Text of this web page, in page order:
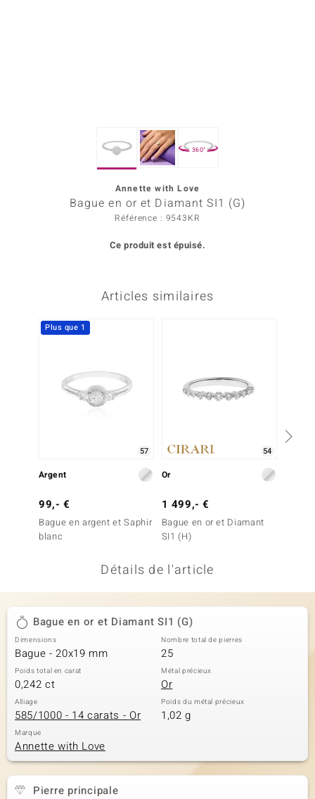
360°
Annette with Love
Bague en or et Diamant SI1 (G)
Référence : 9543KR
Ce produit est épuisé.
Articles similaires
Plus que 1
57
Argent
99,- €
Bague en argent et Saphir
blanc
54
Or
1 499,- €
Bague en or et Diamant
SI1 (H)
Détails de l'article
Bague en or et Diamant SI1 (G)
Dimensions
Bague - 20x19 mm
Nombre total de pierres
25
Poids total en carat
0,242 ct
Métal précieux
Or
Alliage
585/1000 - 14 carats - Or
Poids du métal précieux
1,02 g
Marque
Annette with Love
Pierre principale